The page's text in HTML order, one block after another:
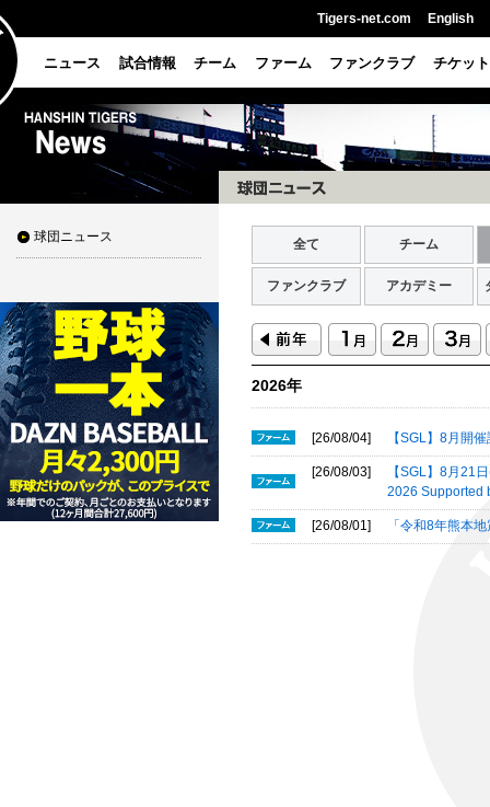
Tigers-net.com English
ニュース 試合情報 チーム ファーム ファンクラブ チケット
球団ニュース 全て チーム
ファンクラブ アカデミー
2026年
[26/08/04] 【SGL】8月開
[26/08/03]
【SGL】8月21
2026 Supported
[26/08/01] 「令和8年熊本